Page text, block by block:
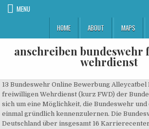
MENU
HOME
ABOUT MAPS
anschreiben
wehrdienst
13 Bundeswehr Online Bewerbung Alleycatbel
freiwilligen Wehrdienst (kurz FWD) der
sich um eine Möglichkeit, die Bundeswehr
einmal gründlich kennenzulernen. Die
Deutschland über insgesamt 16